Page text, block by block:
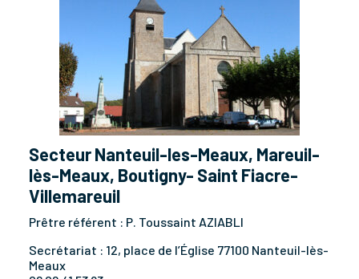
Secteur Nanteuil-les-Meaux, Mareuil-
lès-Meaux, Boutigny- Saint Fiacre-
Villemareuil
Prêtre référent : P. Toussaint AZIABLI
Secrétariat : 12, place de l’Église 77100 Nanteuil-lès-
Meaux